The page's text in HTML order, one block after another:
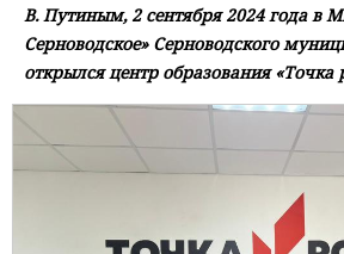
В. Путиным, 2 сентября 2024 года в
Серноводское» Серноводского
открылся центр образования «Точка